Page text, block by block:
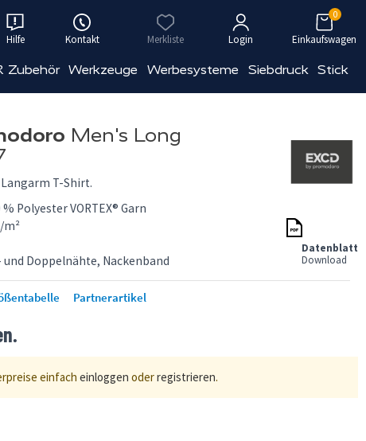
Hilfe Kontakt Merkliste Login Einkaufswagen
0
Zubehör Werkzeuge Werbesysteme Siebdruck Stick
Men's Long
T-Shirt.
Polyester VORTEX® Garn
m²
Doppelnähte, Nackenband
Datenblatt
Download
Partnerartikel
einfach einloggen oderregistrieren.